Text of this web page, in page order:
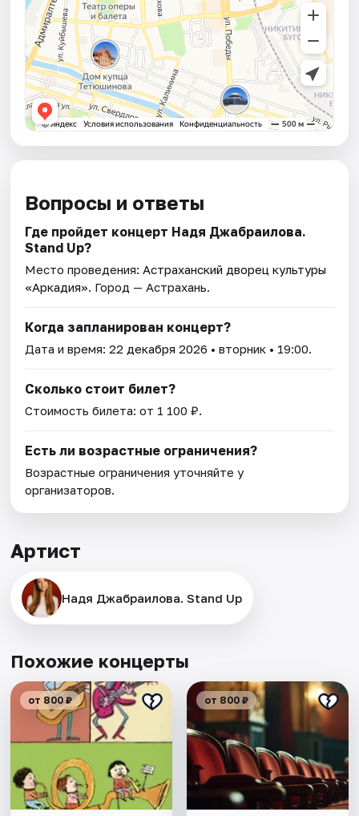
Вопросы и ответы
Где пройдет концерт Надя Джабраилова.
Stand Up?
Место проведения:Астраханский дворец культуры
«Аркадия». Город — Астрахань.
Когда запланирован концерт?
Дата и время:22 декабря 2026 • вторник • 19:00.
Сколько стоит билет?
Стоимость билета: от 1 100 ₽.
Есть ли возрастные ограничения?
Возрастные ограничения уточняйте у
организаторов.
Артист
Надя Джабраилова. Stand Up
Похожие концерты
от 800 ₽ от 800 ₽